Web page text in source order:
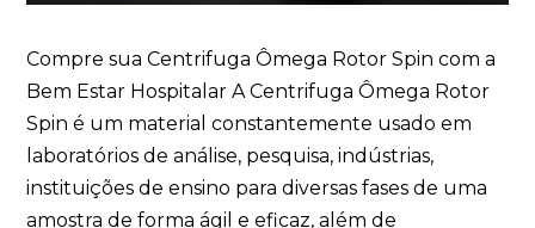
Compre sua Centrifuga Ômega Rotor Spin com a
Bem Estar Hospitalar A Centrifuga Ômega Rotor
Spin é um material constantemente usado em
laboratórios de análise, pesquisa, indústrias,
instituições de ensino para diversas fases de uma
amostra de forma ágil e eficaz, além de